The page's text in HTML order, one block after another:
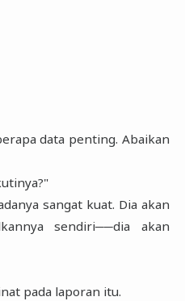
data penting. Abaikan
sangat kuat. Dia akan
sendiri──dia akan
pada laporan itu.